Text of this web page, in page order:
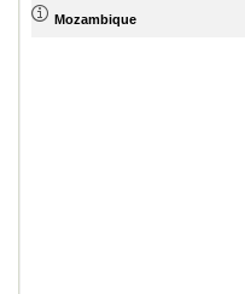
Mozambique